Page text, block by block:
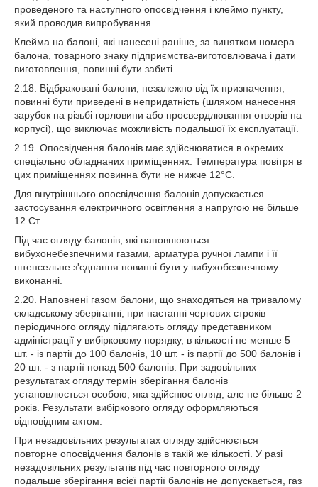
проведеного та наступного опосвідчення і клеймо пункту,
який проводив випробування.
Клейма на балоні, які нанесені раніше, за винятком номера
балона, товарного знаку підприємства-виготовлювача і дати
виготовлення, повинні бути забиті.
2.18. Відбраковані балони, незалежно від їх призначення,
повинні бути приведені в непридатність (шляхом нанесення
зарубок на різьбі горловини або просвердлювання отворів на
корпусі), що виключає можливість подальшої їх експлуатації.
2.19. Опосвідчення балонів має здійснюватися в окремих
спеціально обладнаних приміщеннях. Температура повітря в
цих приміщеннях повинна бути не нижче 12°С.
Для внутрішнього опосвідчення балонів допускається
застосування електричного освітлення з напругою не більше
12 Ст.
Під час огляду балонів, які наповнюються
вибухонебезпечними газами, арматура ручної лампи і її
штепсельне з'єднання повинні бути у вибухобезпечному
виконанні.
2.20. Наповнені газом балони, що знаходяться на тривалому
складському зберіганні, при настанні чергових строків
періодичного огляду підлягають огляду представником
адміністрації у вибірковому порядку, в кількості не менше 5
шт. - із партії до 100 балонів, 10 шт. - із партії до 500 балонів і
20 шт. - з партії понад 500 балонів. При задовільних
результатах огляду термін зберігання балонів
установлюється особою, яка здійснює огляд, але не більше 2
років. Результати вибіркового огляду оформляються
відповідним актом.
При незадовільних результатах огляду здійснюється
повторне опосвідчення балонів в такій же кількості. У разі
незадовільних результатів під час повторного огляду
подальше зберігання всієї партії балонів не допускається, газ